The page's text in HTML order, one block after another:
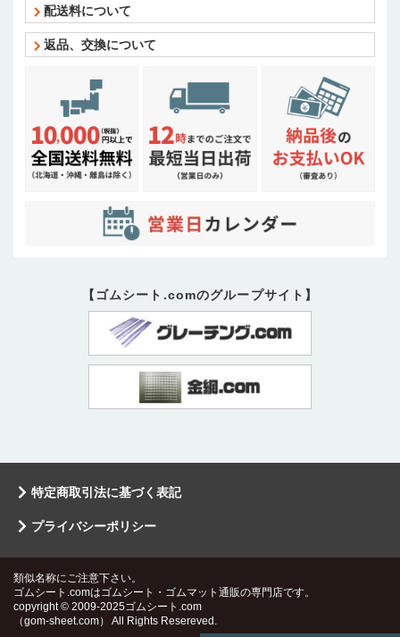
配送料について
返品、交換について
【ゴムシート.comのグループサイト】
特定商取引法に基づく表記
プライバシーポリシー
類似名称にご注意下さい。
ゴムシート.comはゴムシート・ゴムマット通販の専門店です。
copyright © 2009-2025ゴムシート.com
（gom-sheet.com） All Rights Resereved.